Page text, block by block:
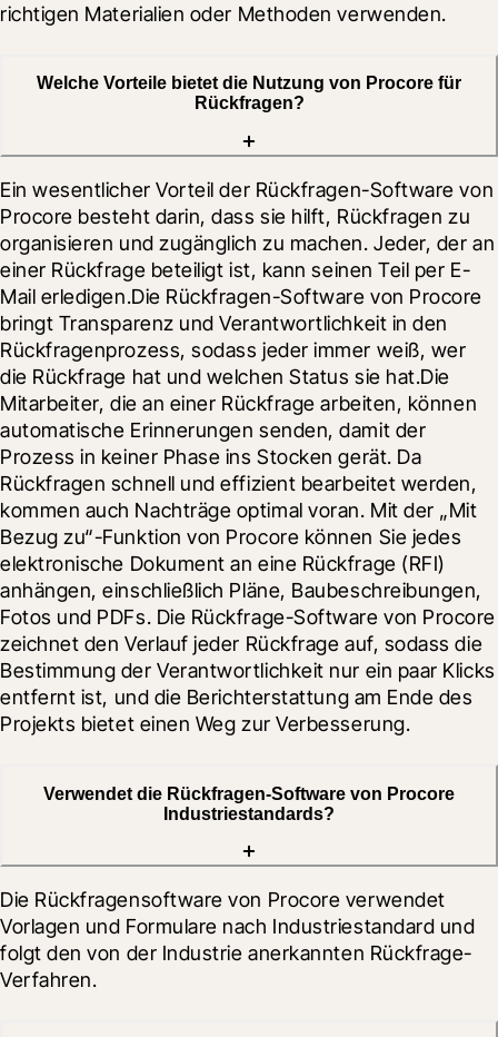
richtigen Materialien oder Methoden verwenden.
Welche Vorteile bietet die Nutzung von Procore für
Rückfragen?
Ein wesentlicher Vorteil der Rückfragen-Software von
Procore besteht darin, dass sie hilft, Rückfragen zu
organisieren und zugänglich zu machen. Jeder, der an
einer Rückfrage beteiligt ist, kann seinen Teil per E-
Mail erledigen.Die Rückfragen-Software von Procore
bringt Transparenz und Verantwortlichkeit in den
Rückfragenprozess, sodass jeder immer weiß, wer
die Rückfrage hat und welchen Status sie hat.Die
Mitarbeiter, die an einer Rückfrage arbeiten, können
automatische Erinnerungen senden, damit der
Prozess in keiner Phase ins Stocken gerät. Da
Rückfragen schnell und effizient bearbeitet werden,
kommen auch Nachträge optimal voran. Mit der „Mit
Bezug zu“-Funktion von Procore können Sie jedes
elektronische Dokument an eine Rückfrage (RFI)
anhängen, einschließlich Pläne, Baubeschreibungen,
Fotos und PDFs. Die Rückfrage-Software von Procore
zeichnet den Verlauf jeder Rückfrage auf, sodass die
Bestimmung der Verantwortlichkeit nur ein paar Klicks
entfernt ist, und die Berichterstattung am Ende des
Projekts bietet einen Weg zur Verbesserung.
Verwendet die Rückfragen-Software von Procore
Industriestandards?
Die Rückfragensoftware von Procore verwendet
Vorlagen und Formulare nach Industriestandard und
folgt den von der Industrie anerkannten Rückfrage-
Verfahren.